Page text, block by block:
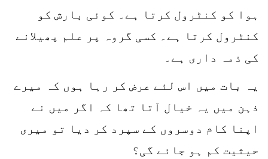
ہوا کو کنٹرول کرتا ہے۔ کوئی بارش کو
کنٹرول کرتا ہے۔ کسی گروہ پر علم پھیلانے
کی ذمہ داری ہے۔
یہ بات میں اس لئے عرض کر رہا ہوں کہ میرے
ذہن میں یہ خیال آتا تھا کہ اگر میں نے
اپنا کام دوسروں کے سپرد کر دیا تو میری
حیثیت کم ہو جائے گی؟